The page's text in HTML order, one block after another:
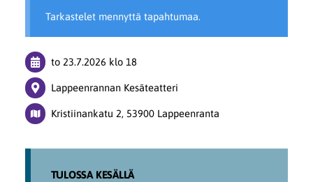
Tarkastelet mennyttä tapahtumaa.
to 23.7.2026 klo 18
Lappeenrannan Kesäteatteri
Kristiinankatu 2, 53900 Lappeenranta
TULOSSA KESÄLLÄ